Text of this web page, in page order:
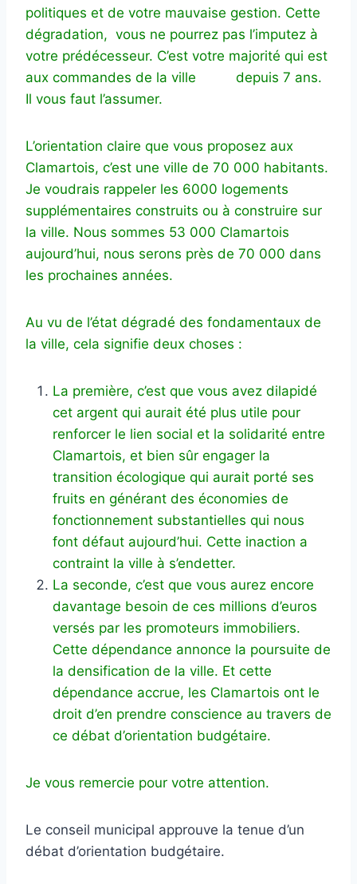
politiques et de votre mauvaise gestion. Cette
dégradation, vous ne pourrez pas l’imputez à
votre prédécesseur. C’est votre majorité qui est
aux commandes de la ville depuis 7 ans.
Il vous faut l’assumer.
L’orientation claire que vous proposez aux
Clamartois, c’est une ville de 70 000 habitants.
Je voudrais rappeler les 6000 logements
supplémentaires construits ou à construire sur
la ville. Nous sommes 53 000 Clamartois
aujourd’hui, nous serons près de 70 000 dans
les prochaines années.
Au vu de l’état dégradé des fondamentaux de
la ville, cela signifie deux choses :
La première, c’est que vous avez dilapidé
cet argent qui aurait été plus utile pour
renforcer le lien social et la solidarité entre
Clamartois, et bien sûr engager la
transition écologique qui aurait porté ses
fruits en générant des économies de
fonctionnement substantielles qui nous
font défaut aujourd’hui. Cette inaction a
contraint la ville à s’endetter.
La seconde, c’est que vous aurez encore
davantage besoin de ces millions d’euros
versés par les promoteurs immobiliers.
Cette dépendance annonce la poursuite de
la densification de la ville. Et cette
dépendance accrue, les Clamartois ont le
droit d’en prendre conscience au travers de
ce débat d’orientation budgétaire.
Je vous remercie pour votre attention.
Le conseil municipal approuve la tenue d’un
débat d’orientation budgétaire.